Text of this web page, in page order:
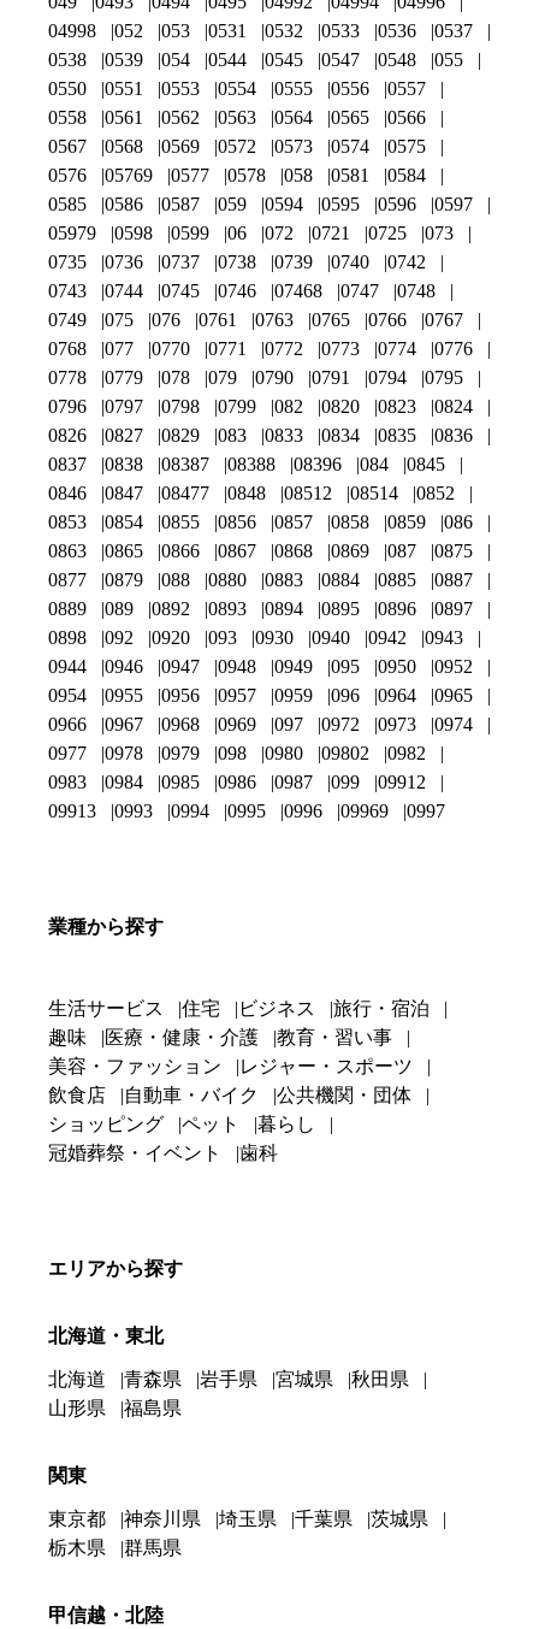
04998
052 053 0531 0532 0533 0536
0537
0538
0539 054 0544 0545 0547 0548
055
0550
0551 0553 0554 0555 0556
0557
0558
0561 0562 0563 0564 0565
0566
0567
0568 0569 0572 0573 0574
0575
0576
05769 0577 0578 058 0581
0584
0585
0586 0587 059 0594 0595 0596
0597
05979
0598 0599 06 072 0721 0725
073
0735
0736 0737 0738 0739 0740
0742
0743
0744 0745 0746 07468 0747
0748
0749
075 076 0761 0763 0765 0766
0767
0768
077 0770 0771 0772 0773 0774
0776
0778
0779 078 079 0790 0791 0794
0795
0796
0797 0798 0799 082 0820 0823
0824
0826
0827 0829 083 0833 0834 0835
0836
0837
0838 08387 08388 08396 084
0845
0846
0847 08477 0848 08512 08514
0852
0853
0854 0855 0856 0857 0858 0859
086
0863
0865 0866 0867 0868 0869 087
0875
0877
0879 088 0880 0883 0884 0885
0887
0889
089 0892 0893 0894 0895 0896
0897
0898
092 0920 093 0930 0940 0942
0943
0944
0946 0947 0948 0949 095 0950
0952
0954
0955 0956 0957 0959 096 0964
0965
0966
0967 0968 0969 097 0972 0973
0974
0977
0978 0979 098 0980 09802
0982
0983
0984 0985 0986 0987 099
09912
09913
0993 0994 0995 0996 09969 0997
業種から探す
生活サービス 住宅 ビジネス
旅行・宿泊
趣味
医療・健康・介護
教育・習い事
美容・ファッション
レジャー・スポーツ
飲食店
自動車・バイク
公共機関・団体
ショッピング
ペット
暮らし
冠婚葬祭・イベント
歯科
エリアから探す
北海道・東北
北海道 青森県 岩手県 宮城県
秋田県
山形県
福島県
関東
東京都 神奈川県 埼玉県 千葉県
茨城県
栃木県
群馬県
甲信越・北陸